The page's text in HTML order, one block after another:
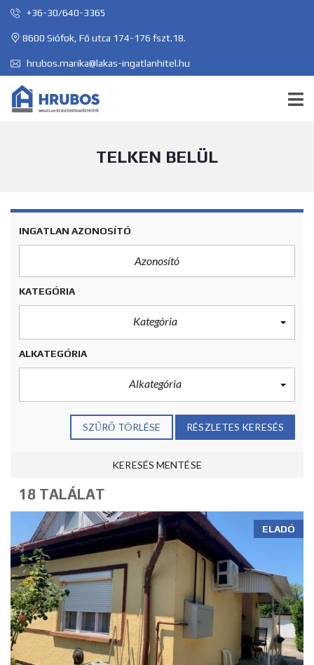
+36-30/640-3365
8600 Siófok, Fő utca 174-176 fszt.18.
hrubos.marika@lakas-ingatlanhitel.hu
TELKEN BELÜL
INGATLAN AZONOSÍTÓ
KATEGÓRIA
Kategória
ALKATEGÓRIA
Alkategória
SZŰRŐ TÖRLÉSE RÉSZLETES KERESÉS
KERESÉS MENTÉSE
18 TALÁLAT
ELADÓ